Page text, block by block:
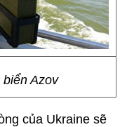
Azov
của Ukraine sẽ